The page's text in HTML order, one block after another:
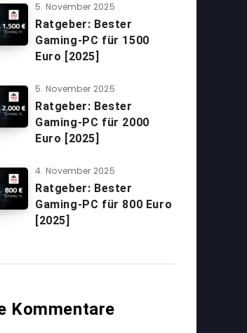
5. November 2025
Ratgeber: Bester
Gaming-PC für 1500
Euro [2025]
5. November 2025
Ratgeber: Bester
Gaming-PC für 2000
Euro [2025]
4. November 2025
Ratgeber: Bester
Gaming-PC für 800 Euro
[2025]
Kommentare